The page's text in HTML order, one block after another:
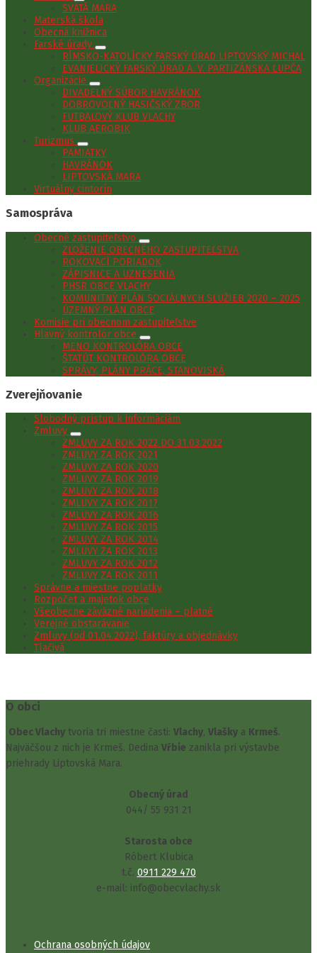
SVÄTÁ MARA
Materská škola
Obecná knižnica
Farské úrady
RÍMSKO-KATOLÍCKY FARSKÝ ÚRAD LIPTOVSKÝ MICHAL
EVANJELICKÝ FARSKÝ ÚRAD A. V. PARTIZÁNSKA ĽUPČA
Organizácie
DIVADELNÝ SÚBOR HAVRÁNOK
DOBROVOĽNÝ HASIČSKÝ ZBOR
FUTBALOVÝ KLUB VLACHY
KLUB AEROBIK
Turizmus
PAMIATKY
HAVRÁNOK
LIPTOVSKÁ MARA
Virtuálny cintorín
Samospráva
Obecné zastupiteľstvo
ZLOŽENIE OBECNÉHO ZASTUPITEĽSTVA
ROKOVACÍ PORIADOK
ZÁPISNICE A UZNESENIA
PHSR OBCE VLACHY
KOMUNITNÝ PLÁN SOCIÁLNYCH SLUŽIEB 2020 – 2025
ÚZEMNÝ PLÁN OBCE
Komisie pri obecnom zastupiteľstve
Hlavný kontrolór obce
MENO KONTROLÓRA OBCE
ŠTATÚT KONTROLÓRA OBCE
SPRÁVY, PLÁNY PRÁCE, STANOVISKÁ
Zverejňovanie
Slobodný prístup k informáciám
Zmluvy
ZMLUVY ZA ROK 2022 DO 31.03.2022
ZMLUVY ZA ROK 2021
ZMLUVY ZA ROK 2020
ZMLUVY ZA ROK 2019
ZMLUVY ZA ROK 2018
ZMLUVY ZA ROK 2017
ZMLUVY ZA ROK 2016
ZMLUVY ZA ROK 2015
ZMLUVY ZA ROK 2014
ZMLUVY ZA ROK 2013
ZMLUVY ZA ROK 2012
ZMLUVY ZA ROK 2011
Správne a miestne poplatky
Rozpočet a majetok obce
Všeobecne záväzné nariadenia – platné
Verejné obstarávanie
Zmluvy (od 01.04.2022), faktúry a objednávky
Tlačivá
O obci
Obec Vlachy tvoria tri miestne časti: Vlachy, Vlašky a Krmeš.
Najväčšou z nich je Krmeš. Dedina Vŕbie zanikla pri výstavbe
priehrady Liptovská Mara.
Obecný úrad
044/ 55 931 21
Starosta obce
Róbert Klubica
t.č. 0911 229 470
e-mail: info@obecvlachy.sk
Ochrana osobných údajov